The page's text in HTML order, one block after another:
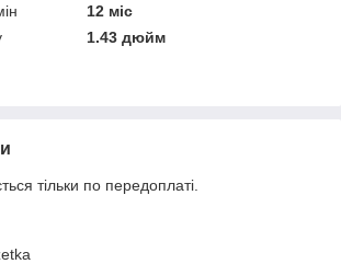
12 міс
1.43 дюйм
тільки по передоплаті.